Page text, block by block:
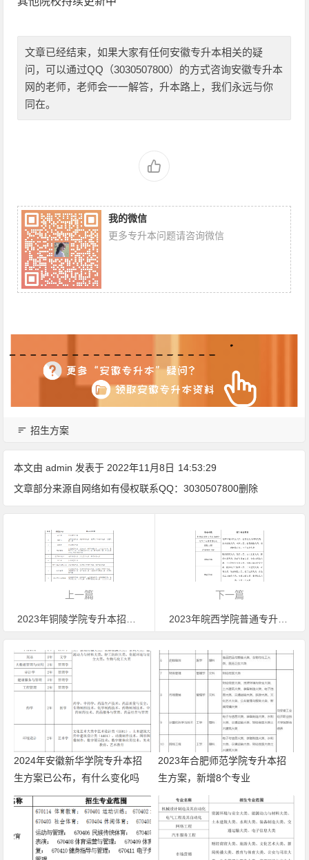
文章已经结束，如果大家有任何安徽专升本相关的疑
问，可以通过QQ（3030507800）的方式咨询安徽专升本
网的老师，老师会一一解答，升本路上，我们永远与你
同在。
我的微信
更多专升本问题请咨询微信
招生方案
本文由admin 发表于 2022年11月8日 14:53:29
文章部分来源自网络如有侵权联系QQ：3030507800删除
上一篇 下一篇
2023年皖西学院普通专升本招生方案，有新增专业
2024年安徽新华学院专升本招
生方案已公布，有什么变化吗
2023年合肥师范学院专升本招
生方案，新增8个专业